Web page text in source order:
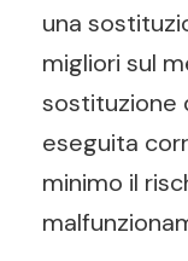
una
migliori sul
sostituzione
eseguita
minimo il